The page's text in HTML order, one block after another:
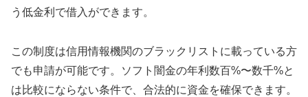
う低金利で借入ができます。
この制度は信用情報機関のブラックリストに載っている方
でも申請が可能です。ソフト闇金の年利数百%〜数千%と
は比較にならない条件で、合法的に資金を確保できます。